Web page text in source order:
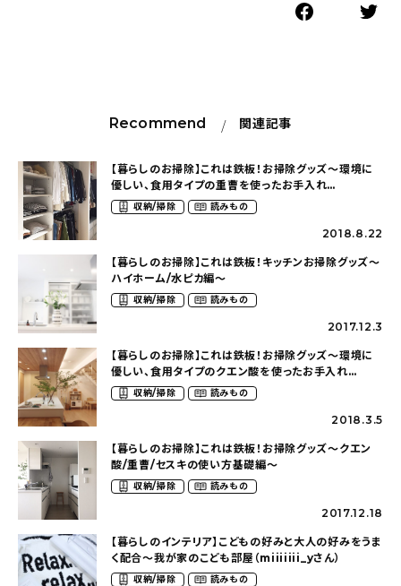
Recommend 関連記事
【暮らしのお掃除】これは鉄板！お掃除グッズ〜環境に
優しい、食用タイプの重曹を使ったお手入れ
（lily36myhomeさん）
収納/掃除 読みもの
2018.8.22
【暮らしのお掃除】これは鉄板！キッチンお掃除グッズ〜
ハイホーム/水ピカ編〜
収納/掃除 読みもの
2017.12.3
【暮らしのお掃除】これは鉄板！お掃除グッズ〜環境に
優しい、食用タイプのクエン酸を使ったお手入れ
（lily36myhomeさん）
収納/掃除 読みもの
2018.3.5
【暮らしのお掃除】これは鉄板！お掃除グッズ〜クエン
酸/重曹/セスキの使い方基礎編〜
収納/掃除 読みもの
2017.12.18
【暮らしのインテリア】こどもの好みと大人の好みをうま
く配合〜我が家のこども部屋（miiiiiii_yさん）
収納/掃除 読みもの